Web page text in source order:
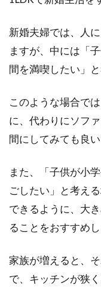
新婚夫婦では、人
ますが、中には「
間を満喫したい」
このような場合で
に、代わりにソフ
間にしてみても良い
また、「子供が小
ごしたい」と考え
できるように、大
ることをおすすめし
家族が増えると、
で、キッチンが狭